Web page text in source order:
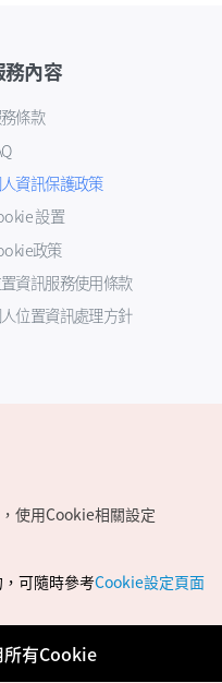
務內容
條款
資訊保護政策
設置
政策
資訊服務使用條款
位置資訊處理方針
有
官方信箱
使用Cookie相關設定
可隨時參考Cookie設定頁面
所有Cookie